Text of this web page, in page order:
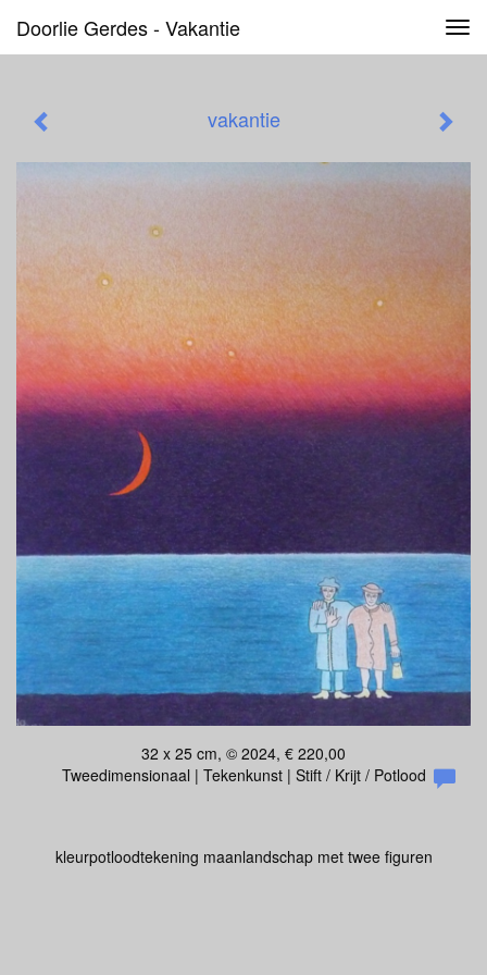
Doorlie Gerdes - Vakantie
vakantie
32 x 25 cm, © 2024, € 220,00
Tweedimensionaal | Tekenkunst | Stift / Krijt / Potlood
kleurpotloodtekening maanlandschap met twee figuren